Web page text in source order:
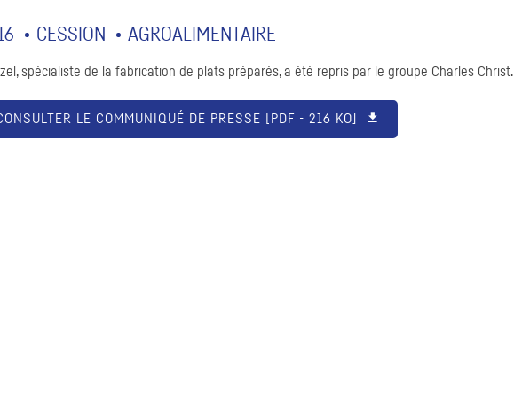
CESSION AGROALIMENTAIRE
spécialiste de la fabrication de plats préparés, a été repris par le groupe Charles Christ.
LE COMMUNIQUÉ DE PRESSE [ PDF - 216 KO]